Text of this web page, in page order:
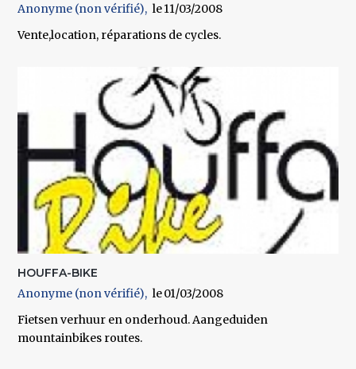
Anonyme (non vérifié)
11/03/2008
Vente,location, réparations de cycles.
HOUFFA-BIKE
Anonyme (non vérifié)
01/03/2008
Fietsen verhuur en onderhoud. Aangeduiden
mountainbikes routes.